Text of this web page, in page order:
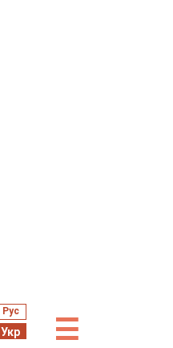
Рус
Укр ☰